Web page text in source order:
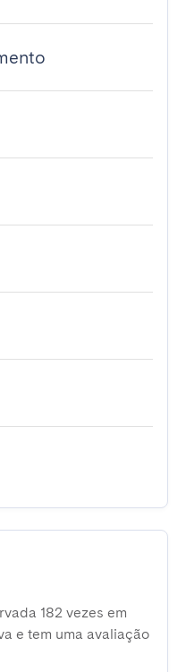
182 vezes em
e tem uma avaliação